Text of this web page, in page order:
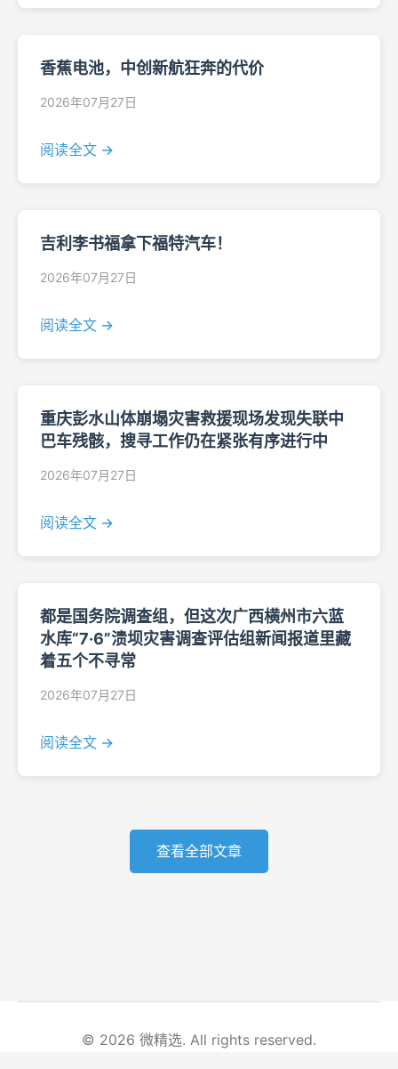
香蕉电池，中创新航狂奔的代价
2026年07月27日
阅读全文 →
吉利李书福拿下福特汽车！
2026年07月27日
阅读全文 →
重庆彭水山体崩塌灾害救援现场发现失联中
巴车残骸，搜寻工作仍在紧张有序进行中
2026年07月27日
阅读全文 →
都是国务院调查组，但这次广西横州市六蓝
水库“7·6”溃坝灾害调查评估组新闻报道里藏
着五个不寻常
2026年07月27日
阅读全文 →
查看全部文章
© 2026 微精选. All rights reserved.